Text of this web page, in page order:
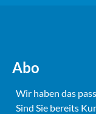
Abo
Wir haben das
Sind Sie bereits